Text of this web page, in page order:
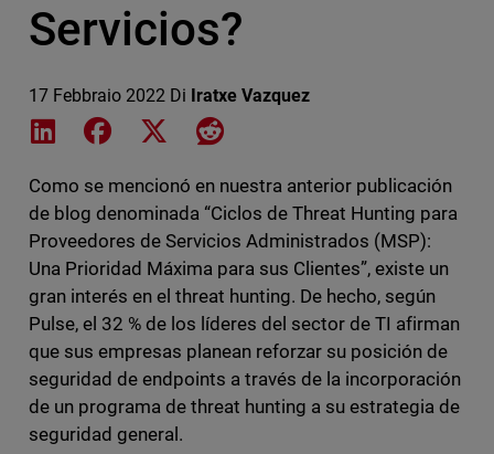
Servicios?
17 Febbraio 2022 Di Iratxe Vazquez
Share on LinkedIn
Share on Facebook
Share on XShare on Reddit
Como se mencionó en nuestra anterior publicación
de blog denominada “Ciclos de Threat Hunting para
Proveedores de Servicios Administrados (MSP):
Una Prioridad Máxima para sus Clientes”, existe un
gran interés en el threat hunting. De hecho, según
Pulse, el 32 % de los líderes del sector de TI afirman
que sus empresas planean reforzar su posición de
seguridad de endpoints a través de la incorporación
de un programa de threat hunting a su estrategia de
seguridad general.